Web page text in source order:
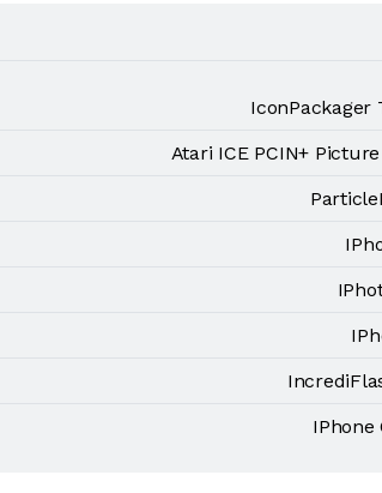
IconPackager
Atari ICE PCIN+
IPhone